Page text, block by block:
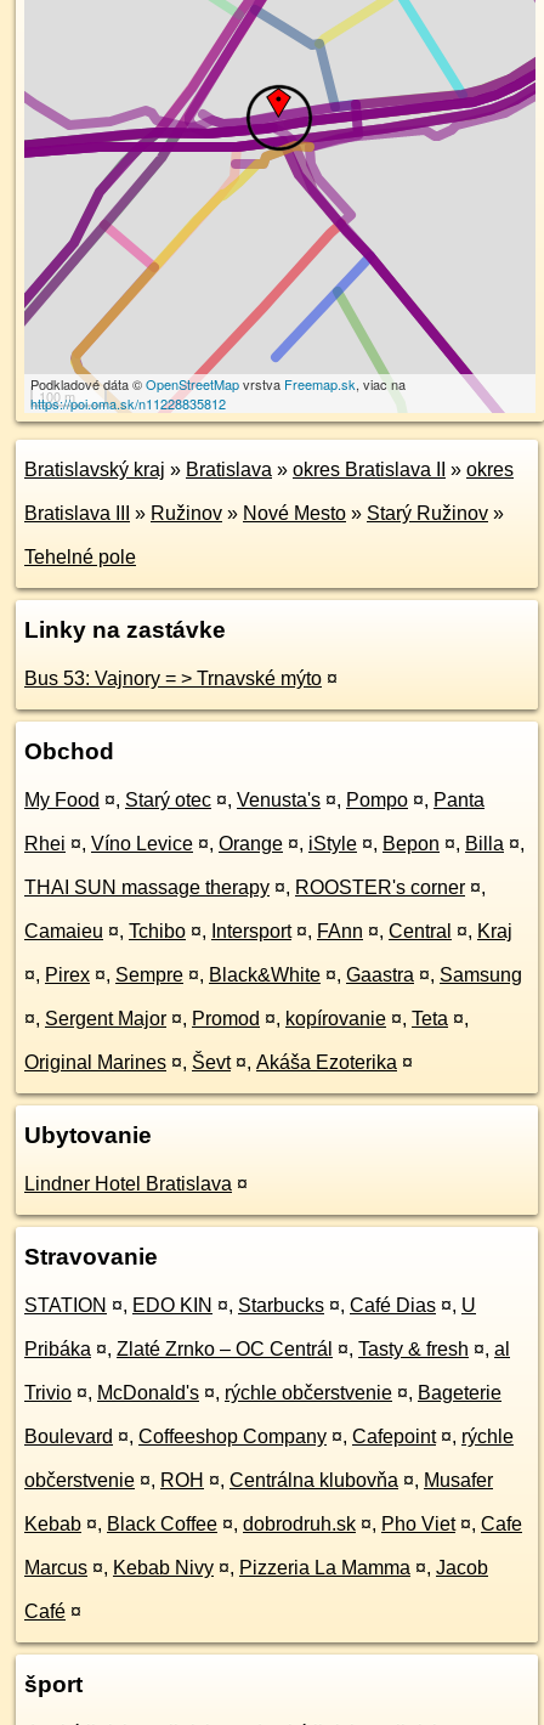
100 m
Podkladové dáta ©OpenStreetMapvrstva Freemap.sk, viac na
https://poi.oma.sk/n11228835812
Bratislavský kraj » Bratislava » okres Bratislava II » okres
Bratislava III » Ružinov » Nové Mesto » Starý Ružinov »
Tehelné pole
Linky na zastávke
Bus 53: Vajnory = > Trnavské mýto ¤
Obchod
My Food ¤, Starý otec ¤, Venusta's ¤, Pompo ¤, Panta
Rhei ¤, Víno Levice ¤, Orange ¤, iStyle ¤, Bepon ¤, Billa ¤,
THAI SUN massage therapy ¤, ROOSTER's corner ¤,
Camaieu ¤, Tchibo ¤, Intersport ¤, FAnn ¤, Central ¤, Kraj
¤, Pirex ¤, Sempre ¤, Black&White ¤, Gaastra ¤, Samsung
¤, Sergent Major ¤, Promod ¤, kopírovanie ¤, Teta ¤,
Original Marines ¤, Ševt ¤, Akáša Ezoterika ¤
Ubytovanie
Lindner Hotel Bratislava ¤
Stravovanie
STATION ¤, EDO KIN ¤, Starbucks ¤, Café Dias ¤, U
Pribáka ¤, Zlaté Zrnko – OC Centrál ¤, Tasty & fresh ¤, al
Trivio ¤, McDonald's ¤, rýchle občerstvenie ¤, Bageterie
Boulevard ¤, Coffeeshop Company ¤, Cafepoint ¤, rýchle
občerstvenie ¤, ROH ¤, Centrálna klubovňa ¤, Musafer
Kebab ¤, Black Coffee ¤, dobrodruh.sk ¤, Pho Viet ¤, Cafe
Marcus ¤, Kebab Nivy ¤, Pizzeria La Mamma ¤, Jacob
Café ¤
šport